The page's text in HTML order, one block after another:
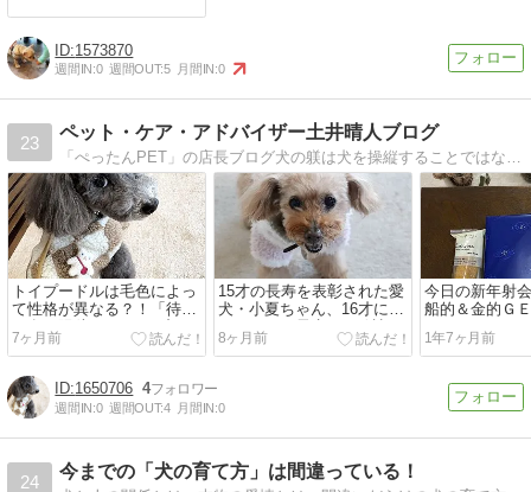
1573870
週間IN:0 週間OUT:5 月間IN:0
23
ペット・ケア・アドバイザー土井晴人ブログ
トイプードルは毛色によっ
て性格が異なる？！「待て
る女」陽毬ちゃん、6才に
なりました★
7ヶ月前
15才の長寿を表彰された愛
犬・小夏ちゃん、16才にな
りました！長生きの秘訣は
やっぱり水と食事
8ヶ月前
今日の新年射
船的＆金的Ｇ
1年7ヶ月前
1650706 4
週間IN:0 週間OUT:4 月間IN:0
24
今までの「犬の育て方」は間違っている！